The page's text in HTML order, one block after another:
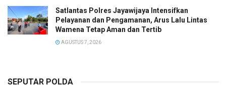
Satlantas Polres Jayawijaya Intensifkan
Pelayanan dan Pengamanan, Arus Lalu Lintas
Wamena Tetap Aman dan Tertib
AGUSTUS 7, 2026
SEPUTAR POLDA